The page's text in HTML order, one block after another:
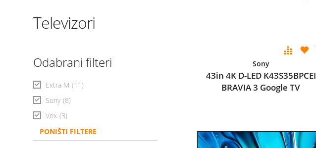
Televizori
Odabrani filteri
Extra M (11)
Sony (8)
Vox (3)
PONIŠTI FILTERE
Sony
43in 4K D-LED K43S35BPCEI
BRAVIA 3 Google TV